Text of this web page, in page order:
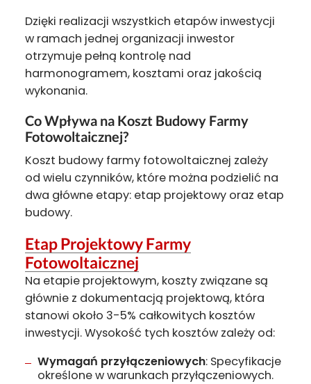
Dzięki realizacji wszystkich etapów inwestycji
w ramach jednej organizacji inwestor
otrzymuje pełną kontrolę nad
harmonogramem, kosztami oraz jakością
wykonania.
Co Wpływa na Koszt Budowy Farmy
Fotowoltaicznej?
Koszt budowy farmy fotowoltaicznej zależy
od wielu czynników, które można podzielić na
dwa główne etapy: etap projektowy oraz etap
budowy.
Etap Projektowy Farmy
Fotowoltaicznej
Na etapie projektowym, koszty związane są
głównie z dokumentacją projektową, która
stanowi około 3-5% całkowitych kosztów
inwestycji. Wysokość tych kosztów zależy od:
Wymagań przyłączeniowych: Specyfikacje
określone w warunkach przyłączeniowych.